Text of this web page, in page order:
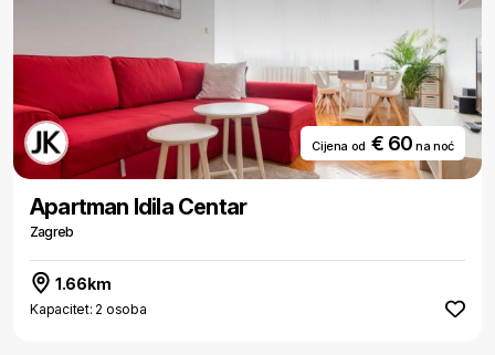
Cijena od € 60na noć
Apartman Idila Centar
Zagreb
1.66km
Kapacitet: 2 osoba